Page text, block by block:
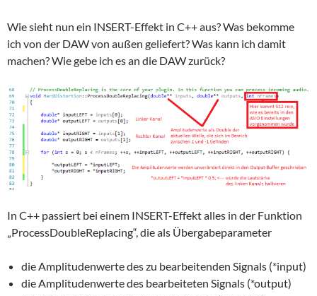
Wie sieht nun ein INSERT-Effekt in C++ aus? Was bekomme
ich von der DAW von außen geliefert? Was kann ich damit
machen? Wie gebe ich es an die DAW zurück?
In C++ passiert bei einem INSERT-Effekt alles in der Funktion
„ProcessDoubleReplacing“, die als Übergabeparameter
die Amplitudenwerte des zu bearbeitenden Signals (*input)
die Amplitudenwerte des bearbeiteten Signals (*output)